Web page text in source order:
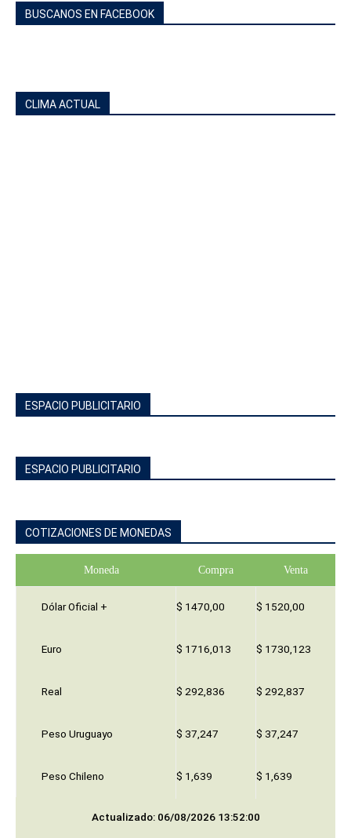
BUSCANOS EN FACEBOOK
CLIMA ACTUAL
ESPACIO PUBLICITARIO
ESPACIO PUBLICITARIO
COTIZACIONES DE MONEDAS
Moneda Compra Venta
Dólar Oficial + $ 1470,00 $ 1520,00
Euro $ 1716,013 $ 1730,123
Real $ 292,836 $ 292,837
Peso Uruguayo $ 37,247 $ 37,247
Peso Chileno $ 1,639 $ 1,639
Actualizado: 06/08/2026 13:52:00